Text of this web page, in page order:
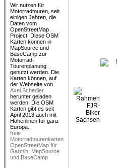
Wir nutzen für
Motorradtouren, seit
einigen Jahren, die
Daten vom
OpenStreetMap
Project. Diese OSM
Karten können in
MapSource und
BaseCamp zur
Motorrad-
Tourenplanung
genutzt werden. Die
Karten können, auf
der Webseite von
Axel Schedler
herunter geladen
werden. Die OSM
Karten gibt es seit
April 2013 auch mit
Höhenlinen für ganz
freie
Motorradtourenkarten
OpenStreetMap für
Garmin, MapSource
und BaseCamp